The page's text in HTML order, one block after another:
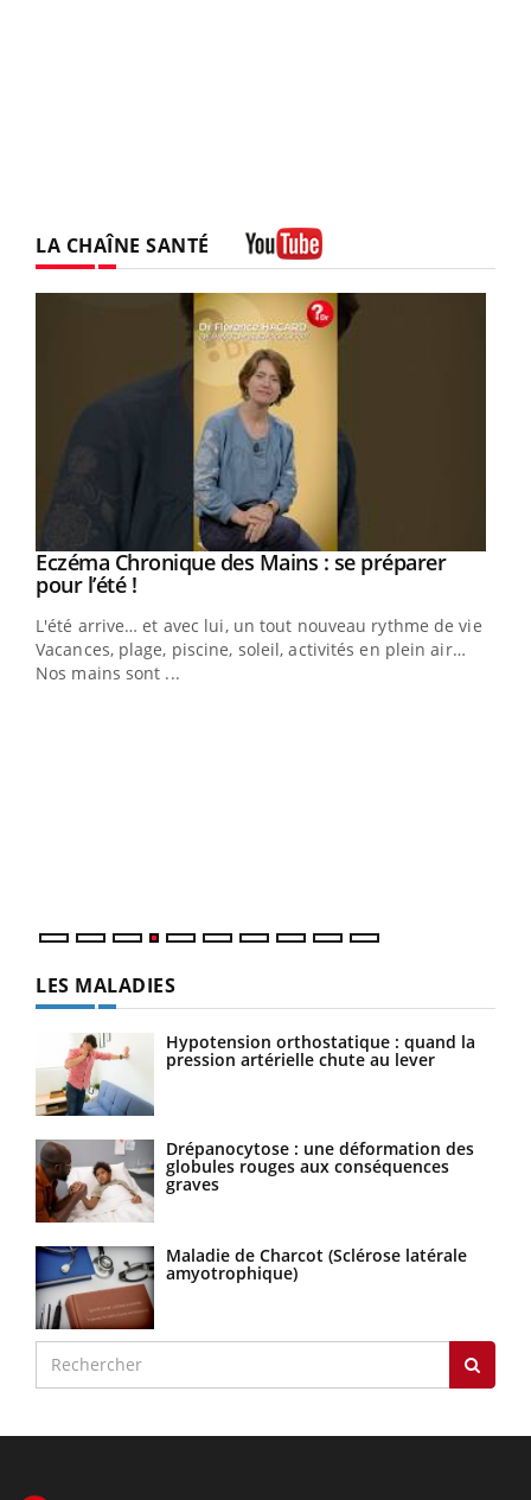
LA CHAÎNE SANTÉ
Youtube
Eczéma Chronique des Mains : se préparer
pour l’été !Youtube
L'été arrive… et avec lui, un tout nouveau rythme de vie !
Vacances, plage, piscine, soleil, activités en plein air…
Nos mains sont ...
LES MALADIES
Hypotension orthostatique : quand la
pression artérielle chute au lever
Drépanocytose : une déformation des
globules rouges aux conséquences
graves
Maladie de Charcot (Sclérose latérale
amyotrophique)